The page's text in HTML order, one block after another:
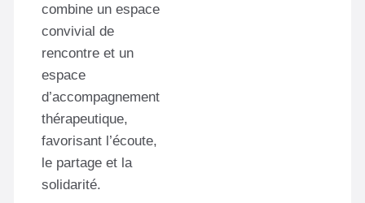
combine un espace
convivial de
rencontre et un
espace
d’accompagnement
thérapeutique,
favorisant l’écoute,
le partage et la
solidarité.